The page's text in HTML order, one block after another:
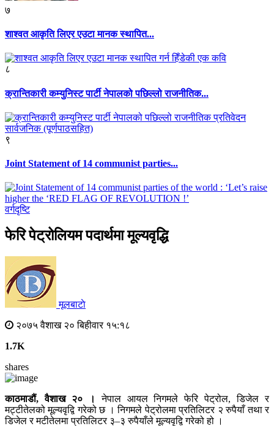
७
शाश्वत आकृति लिएर एउटा मानक स्थापित...
८
क्रान्तिकारी कम्युनिस्ट पार्टी नेपालको पछिल्लो राजनीतिक...
९
Joint Statement of 14 communist parties...
वर्गदृष्टि
फेरि पेट्रोलियम पदार्थमा मूल्यवृद्धि
मूलबाटाे
२०७५ वैशाख २० बिहीवार १५:१८
1.7K
shares
काठमाडौं, वैशाख २० ।
नेपाल आयल निगमले फेरि पेट्रोल, डिजेल र
मट्टीतेलको मूल्यवृद्वि गरेको छ । निगमले पेट्रोलमा प्रतिलिटर २ रुपैयाँ तथा र
डिजेल र मटीतेलमा प्रतिलिटर ३–३ रुपैयाँले मूल्यवृद्वि गरेको हो ।